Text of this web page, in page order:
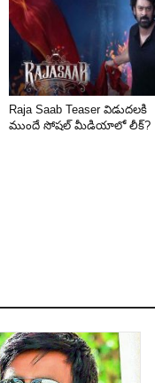
Raja Saab Teaser విడుదలకి
ముందే సోషల్ మీడియాలో లీక్?